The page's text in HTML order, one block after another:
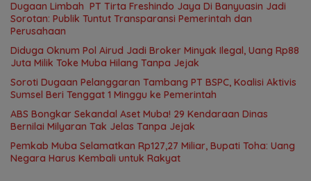
Dugaan Limbah PT Tirta Freshindo Jaya Di Banyuasin Jadi
Sorotan: Publik Tuntut Transparansi Pemerintah dan
Perusahaan
Diduga Oknum Pol Airud Jadi Broker Minyak Ilegal, Uang Rp88
Juta Milik Toke Muba Hilang Tanpa Jejak
Soroti Dugaan Pelanggaran Tambang PT BSPC, Koalisi Aktivis
Sumsel Beri Tenggat 1 Minggu ke Pemerintah
ABS Bongkar Sekandal Aset Muba! 29 Kendaraan Dinas
Bernilai Milyaran Tak Jelas Tanpa Jejak
Pemkab Muba Selamatkan Rp127,27 Miliar, Bupati Toha: Uang
Negara Harus Kembali untuk Rakyat